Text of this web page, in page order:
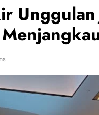
Unggulan